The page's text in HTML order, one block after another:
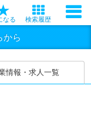
なる 検索履歴
から
情報・求人一覧